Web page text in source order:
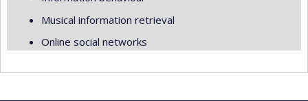
Musical information retrieval
Online social networks